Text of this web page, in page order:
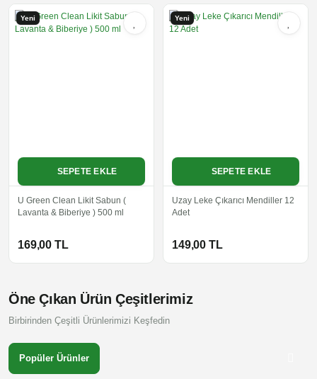
Yeni
SEPETE EKLE
U Green Clean Likit Sabun (
Lavanta & Biberiye ) 500 ml
169,00 TL
Yeni
SEPETE EKLE
Uzay Leke Çıkarıcı Mendiller 12
Adet
149,00 TL
Öne Çıkan Ürün Çeşitlerimiz
Birbirinden Çeşitli Ürünlerimizi Keşfedin
Popüler Ürünler
Çok Satanlar